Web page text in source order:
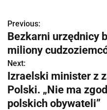
N
a
w
i
g
Previous:
Bezkarni urzędnicy
miliony
Next:
Izraelski minister z
Polski. „Nie ma
polskich obywateli”